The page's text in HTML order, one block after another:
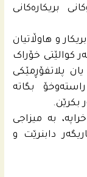
بریكاره‌كانى
و هاوڵاتیان
کوالێتی خۆراک
پلاتفۆڕمێکی
راستەوخۆ بگاتە
بکرێن.
به‌ میزاجی
دابنرێت و